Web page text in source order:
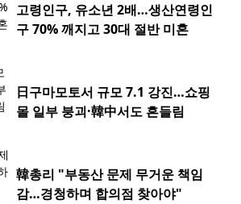
고령인구, 유소년 2배…생산연령인
구 70% 깨지고 30대 절반 미혼
日구마모토서 규모 7.1 강진…쇼핑
몰 일부 붕괴·韓中서도 흔들림
韓총리 "부동산 문제 무거운 책임
감…경청하며 합의점 찾아야"